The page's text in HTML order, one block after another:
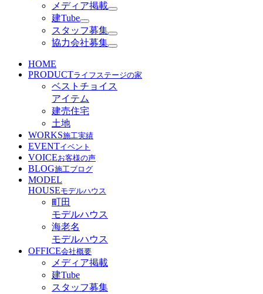
メディア掲載
建Tube
スタッフ募集
協力会社募集
HOME
PRODUCTライフステージの家
ベストチョイス
アイテム
建売住宅
土地
WORKS施工実績
EVENTイベント
VOICEお客様の声
BLOG施工ブログ
MODEL
HOUSEモデルハウス
町田
モデルハウス
海老名
モデルハウス
OFFICE会社概要
メディア掲載
建Tube
スタッフ募集